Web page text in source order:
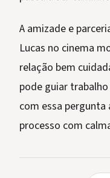
A amizade e
Lucas no cinema
relação bem
pode guiar
com essa pergunta
processo com